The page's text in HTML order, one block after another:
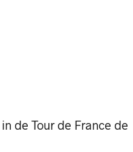
de Tour de France de